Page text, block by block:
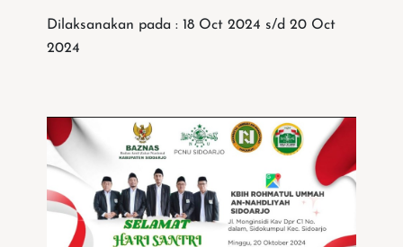
Dilaksanakan pada : 18 Oct 2024 s/d 20 Oct
2024